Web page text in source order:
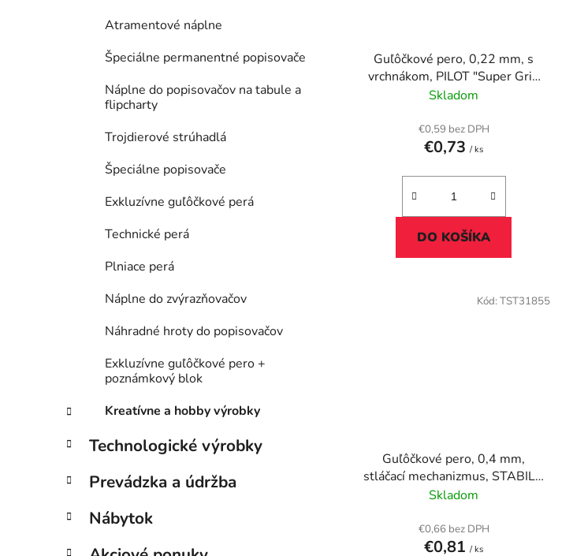
Atramentové náplne
Špeciálne permanentné popisovače
Náplne do popisovačov na tabule a
flipcharty
Trojdierové strúhadlá
Špeciálne popisovače
Exkluzívne guľôčkové perá
Technické perá
Plniace perá
Náplne do zvýrazňovačov
Náhradné hroty do popisovačov
Exkluzívne guľôčkové pero +
poznámkový blok
Kreatívne a hobby výrobky
Technologické výrobky
Prevádzka a údržba
Nábytok
Guľôčkové pero, 0,22 mm, s
vrchnákom, PILOT "Super Grip
G", modré
Skladom
€0,59 bez DPH
€0,73/ ks
DO KOŠÍKA
Guľôčkové pero, 0,4 mm,
stláčací mechanizmus, STABILO
"Marathon", fialové
Skladom
€0,66 bez DPH
€0,81/ ks
Kód: TST31855